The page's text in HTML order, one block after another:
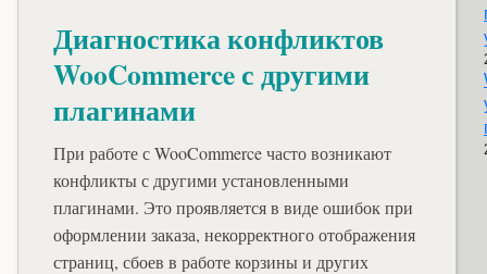
Диагностика конфликтов
WooCommerce с другими
плагинами
При работе с WooCommerce часто возникают
конфликты с другими установленными
плагинами. Это проявляется в виде ошибок при
оформлении заказа, некорректного отображения
страниц, сбоев в работе корзины и других